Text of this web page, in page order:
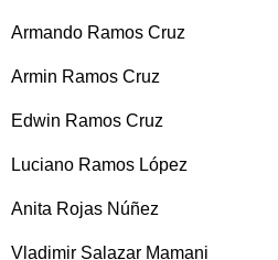
Armando Ramos Cruz
Armin Ramos Cruz
Edwin Ramos Cruz
Luciano Ramos López
Anita Rojas Núñez
Vladimir Salazar Mamani